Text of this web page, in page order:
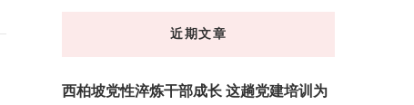
近期文章
西柏坡党性淬炼干部成长 这趟党建培训为